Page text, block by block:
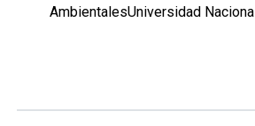
AmbientalesUniversidad